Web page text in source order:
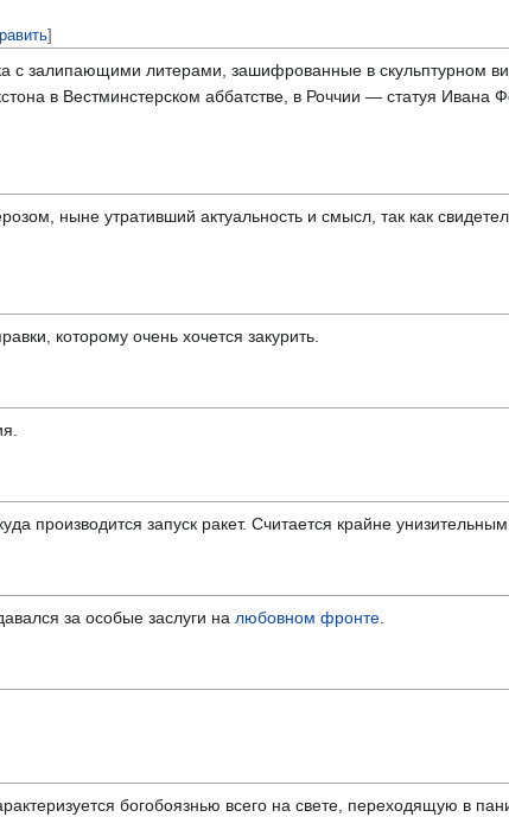
]
с залипающими литерами, зашифрованные в скульптурном
в Вестминстерском аббатстве, в Роччии — статуя
ныне утративший актуальность и смысл, так как
которому очень хочется закурить.
производится запуск ракет. Считается крайне
за особые заслуги на любовном фронте.
богобоязнью всего на свете, переходящую в